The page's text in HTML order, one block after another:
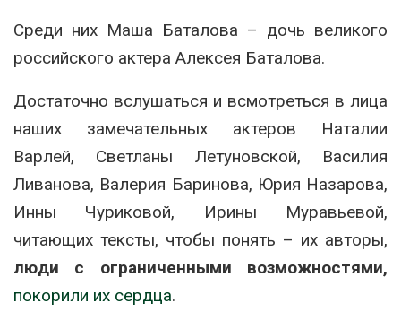
Среди них Маша Баталова – дочь великого
российского актера Алексея Баталова.
Достаточно вслушаться и всмотреться в лица
наших замечательных актеров Наталии
Варлей, Светланы Летуновской, Василия
Ливанова, Валерия Баринова, Юрия Назарова,
Инны Чуриковой, Ирины Муравьевой,
читающих тексты, чтобы понять – их авторы,
люди с ограниченными возможностями,
покорили их сердца.